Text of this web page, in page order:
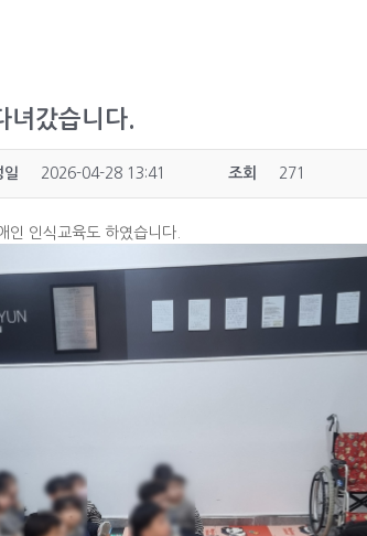
녀갔습니다.
일 2026-04-28 13:41 조회 271
인 인식교육도 하였습니다.